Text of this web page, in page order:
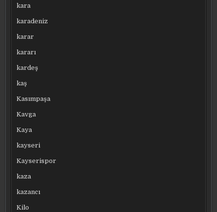
kara
karadeniz
karar
kararı
kardeş
kaş
Kasımpaşa
Kavga
Kaya
kayseri
Kayserispor
kaza
kazancı
Kilo